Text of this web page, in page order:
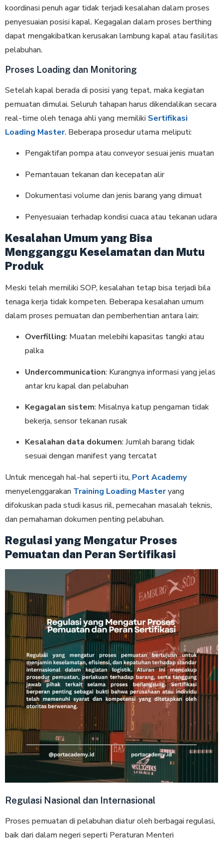
koordinasi penuh agar tidak terjadi kesalahan dalam proses
penyesuaian posisi kapal. Kegagalan dalam proses berthing
dapat mengakibatkan kerusakan lambung kapal atau fasilitas
pelabuhan.
Proses Loading dan Monitoring
Setelah kapal berada di posisi yang tepat, maka kegiatan
pemuatan dimulai. Seluruh tahapan harus dikendalikan secara
real-time oleh tenaga ahli yang memiliki Sertifikasi
Loading Master. Beberapa prosedur utama meliputi:
Pengaktifan pompa atau conveyor sesuai jenis muatan
Pemantauan tekanan dan kecepatan alir
Dokumentasi volume dan jenis barang yang dimuat
Penyesuaian terhadap kondisi cuaca atau tekanan udara
Kesalahan Umum yang Bisa
Mengganggu Keselamatan dan Mutu
Produk
Meski telah memiliki SOP, kesalahan tetap bisa terjadi bila
tenaga kerja tidak kompeten. Beberapa kesalahan umum
dalam proses pemuatan dan pemberhentian antara lain:
Overfilling: Muatan melebihi kapasitas tangki atau
palka
Undercommunication: Kurangnya informasi yang jelas
antar kru kapal dan pelabuhan
Kegagalan sistem: Misalnya katup pengaman tidak
bekerja, sensor tekanan rusak
Kesalahan data dokumen: Jumlah barang tidak
sesuai dengan manifest yang tercatat
Untuk mencegah hal-hal seperti itu, Port Academy
menyelenggarakan Training Loading Masteryang
difokuskan pada studi kasus riil, pemecahan masalah teknis,
dan pemahaman dokumen penting pelabuhan.
Regulasi yang Mengatur Proses
Pemuatan dan Peran Sertifikasi
Regulasi Nasional dan Internasional
Proses pemuatan di pelabuhan diatur oleh berbagai regulasi,
baik dari dalam negeri seperti Peraturan Menteri